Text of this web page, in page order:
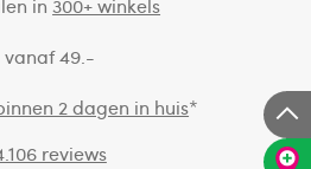
in300+ winkels
49.-
2 dagen in huis*
reviews